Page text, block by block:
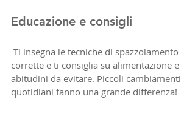
Educazione e consigli
corrette e ti consiglia su alimentazione e
abitudini da evitare. Piccoli cambiamenti
quotidiani fanno una grande differenza!